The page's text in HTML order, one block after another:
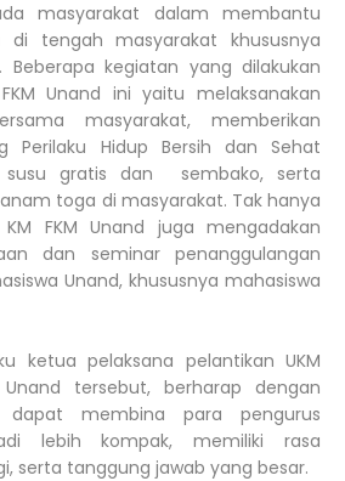
masyarakat dalam membantu
tengah masyarakat khususnya
Beberapa kegiatan yang dilakukan
FKM Unand ini yaitu melaksanakan
masyarakat, memberikan
Perilaku Hidup Bersih dan Sehat
susu gratis dan sembako, serta
toga di masyarakat. Tak hanya
KM FKM Unand juga mengadakan
dan seminar penanggulangan
Unand, khususnya mahasiswa
ketua pelaksana pelantikan UKM
Unand tersebut, berharap dengan
membina para pengurus
lebih kompak, memiliki rasa
serta tanggung jawab yang besar.